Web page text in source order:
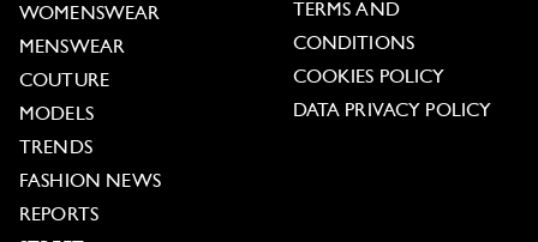
WOMENSWEAR
MENSWEAR
COUTURE
MODELS
TRENDS
FASHION NEWS
REPORTS
TERMS AND
CONDITIONS
COOKIES POLICY
DATA PRIVACY POLICY